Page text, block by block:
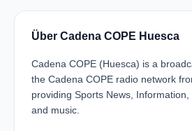
Über Cadena COPE Huesca
Cadena COPE (Huesca) is a
the Cadena COPE radio network
providing Sports News, Information,
and music.